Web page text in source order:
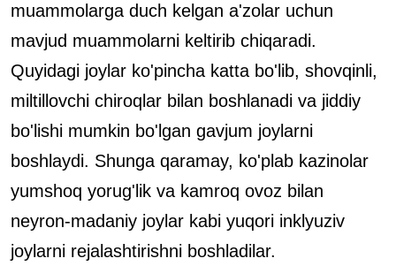
muammolarga duch kelgan a'zolar uchun
mavjud muammolarni keltirib chiqaradi.
Quyidagi joylar ko'pincha katta bo'lib, shovqinli,
miltillovchi chiroqlar bilan boshlanadi va jiddiy
bo'lishi mumkin bo'lgan gavjum joylarni
boshlaydi. Shunga qaramay, ko'plab kazinolar
yumshoq yorug'lik va kamroq ovoz bilan
neyron-madaniy joylar kabi yuqori inklyuziv
joylarni rejalashtirishni boshladilar.